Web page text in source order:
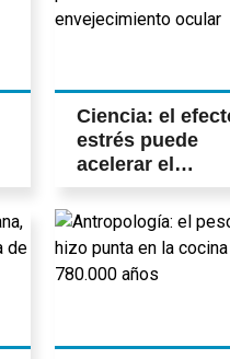
Ciencia: el
estrés puede
acelerar el
envejecimiento
ocular